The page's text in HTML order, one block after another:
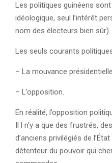
Les politiques guinéens
idéologique, seul l’intérêt
nom des électeurs bien sûr).
Les seuls courants
– La mouvance présidentielle
– L’opposition.
En réalité, l’opposition
Il l n’y a que des frustrés,
d’anciens privilégiés de
détenteur du pouvoir qui